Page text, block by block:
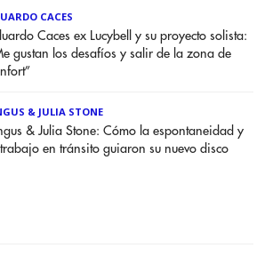
CACES
Caces ex Lucybell y su proyecto solista:
gustan los desafíos y salir de la zona de
& JULIA STONE
& Julia Stone: Cómo la espontaneidad y
en tránsito guiaron su nuevo disco